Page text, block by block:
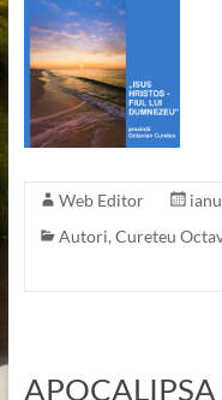
Web Editor
Autori, Cureteu
APOCALIPSA